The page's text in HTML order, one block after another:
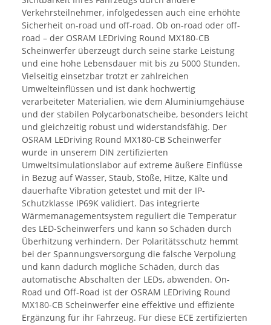
Verkehrsteilnehmer, infolgedessen auch eine erhöhte
Sicherheit on-road und off-road. Ob on-road oder off-
road – der OSRAM LEDriving Round MX180-CB
Scheinwerfer überzeugt durch seine starke Leistung
und eine hohe Lebensdauer mit bis zu 5000 Stunden.
Vielseitig einsetzbar trotzt er zahlreichen
Umwelteinflüssen und ist dank hochwertig
verarbeiteter Materialien, wie dem Aluminiumgehäuse
und der stabilen Polycarbonatscheibe, besonders leicht
und gleichzeitig robust und widerstandsfähig. Der
OSRAM LEDriving Round MX180-CB Scheinwerfer
wurde in unserem DIN zertifizierten
Umweltsimulationslabor auf extreme äußere Einflüsse
in Bezug auf Wasser, Staub, Stöße, Hitze, Kälte und
dauerhafte Vibration getestet und mit der IP-
Schutzklasse IP69K validiert. Das integrierte
Wärmemanagementsystem reguliert die Temperatur
des LED-Scheinwerfers und kann so Schäden durch
Überhitzung verhindern. Der Polaritätsschutz hemmt
bei der Spannungsversorgung die falsche Verpolung
und kann dadurch mögliche Schäden, durch das
automatische Abschalten der LEDs, abwenden. On-
Road und Off-Road ist der OSRAM LEDriving Round
MX180-CB Scheinwerfer eine effektive und effiziente
Ergänzung für ihr Fahrzeug. Für diese ECE zertifizierten